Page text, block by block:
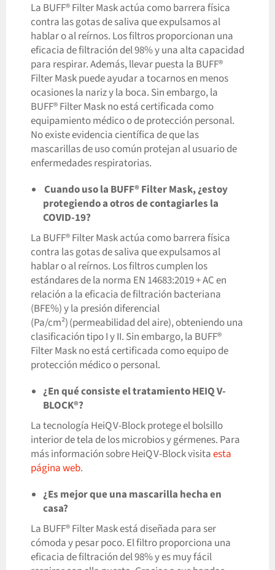
La BUFF® Filter Mask actúa como barrera física
contra las gotas de saliva que expulsamos al
hablar o al reírnos. Los filtros proporcionan una
eficacia de filtración del 98% y una alta capacidad
para respirar. Además, llevar puesta la BUFF®
Filter Mask puede ayudar a tocarnos en menos
ocasiones la nariz y la boca. Sin embargo, la
BUFF® Filter Mask no está certificada como
equipamiento médico o de protección personal.
No existe evidencia científica de que las
mascarillas de uso común protejan al usuario de
enfermedades respiratorias.
Cuando uso la BUFF® Filter Mask, ¿estoy
protegiendo a otros de contagiarles la
COVID-19?
La BUFF® Filter Mask actúa como barrera física
contra las gotas de saliva que expulsamos al
hablar o al reírnos. Los filtros cumplen los
estándares de la norma EN 14683:2019 + AC en
relación a la eficacia de filtración bacteriana
(BFE%) y la presión diferencial
(Pa/cm²) (permeabilidad del aire), obteniendo una
clasificación tipo I y II. Sin embargo, la BUFF®
Filter Mask no está certificada como equipo de
protección médico o personal.
¿En qué consiste el tratamiento HEIQ V-
BLOCK®?
La tecnología HeiQ V-Block protege el bolsillo
interior de tela de los microbios y gérmenes. Para
más información sobre HeiQ V-Block visitaesta
página web.
¿Es mejor que una mascarilla hecha en
casa?
La BUFF® Filter Mask está diseñada para ser
cómoda y pesar poco. El filtro proporciona una
eficacia de filtración del 98% y es muy fácil